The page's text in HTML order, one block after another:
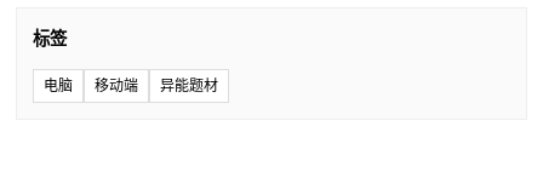
标签
电脑 移动端 异能题材